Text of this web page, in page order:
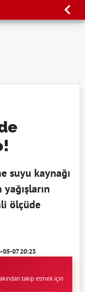
suyu kaynağı
ölçüde
05-07 20:23
takip etmek için